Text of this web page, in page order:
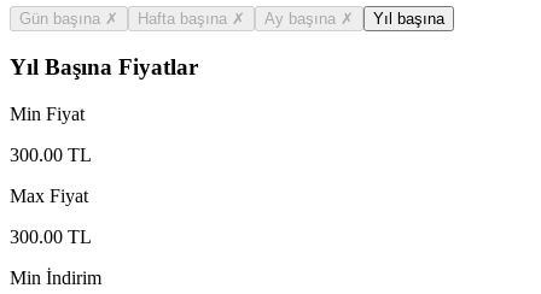
Gün başına ✗ Hafta başına ✗ Ay başına ✗ Yıl başına
Yıl Başına Fiyatlar
Min Fiyat
300.00 TL
Max Fiyat
300.00 TL
Min İndirim